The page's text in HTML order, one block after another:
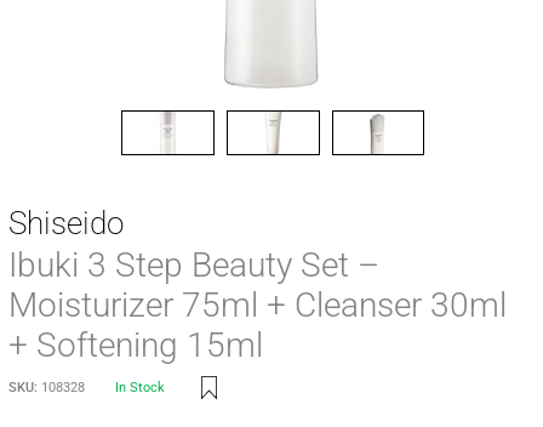
Shiseido
Ibuki 3 Step Beauty Set –
Moisturizer 75ml + Cleanser 30ml
+ Softening 15ml
SKU: 108328 In Stock